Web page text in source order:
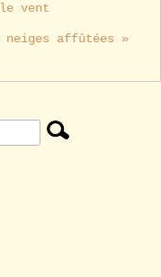
vent
affûtées »